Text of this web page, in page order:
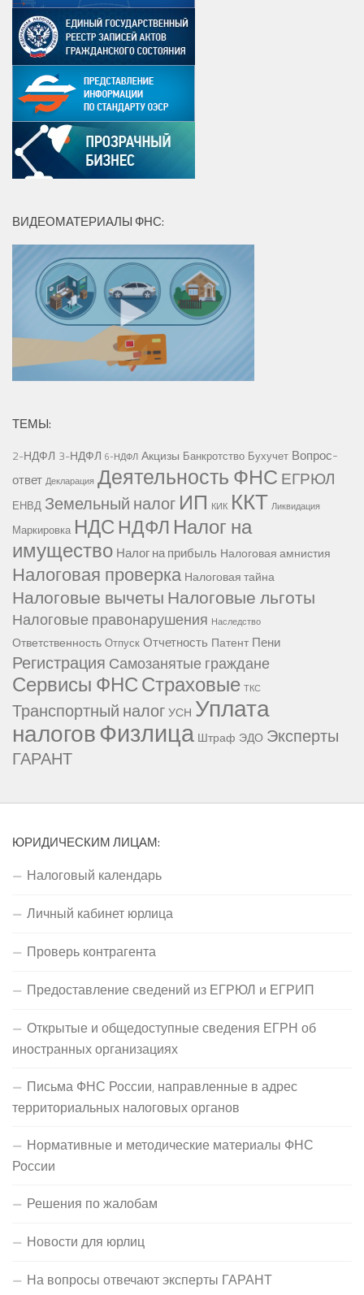
ВИДЕОМАТЕРИАЛЫ ФНС:
ТЕМЫ:
2-НДФЛ 3-НДФЛ 6-НДФЛ Акцизы Банкротство Бухучет Вопрос-
ответ Декларация Деятельность ФНС ЕГРЮЛ
ЕНВД Земельный налог ИП КИК ККТ Ликвидация
Маркировка НДС НДФЛ Налог на
имущество Налог на прибыль Налоговая амнистия
Налоговая проверка Налоговая тайна
Налоговые вычетыНалоговые льготы
Налоговые правонарушения Наследство
Ответственность Отпуск Отчетность Патент Пени
Регистрация Самозанятые граждане
Сервисы ФНССтраховые ТКС
Транспортный налогУСН Уплата
налоговФизлица Штраф ЭДО Эксперты
ГАРАНТ
ЮРИДИЧЕСКИМ ЛИЦАМ:
Налоговый календарь
Личный кабинет юрлица
Проверь контрагента
Предоставление сведений из ЕГРЮЛ и ЕГРИП
Открытые и общедоступные сведения ЕГРН об
иностранных организациях
Письма ФНС России, направленные в адрес
территориальных налоговых органов
Нормативные и методические материалы ФНС
России
Решения по жалобам
Новости для юрлиц
На вопросы отвечают эксперты ГАРАНТ